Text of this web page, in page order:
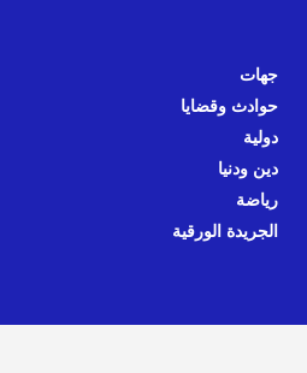
جهات
حوادث وقضايا
دولية
دين ودنيا
رياضة
الجريدة الورقية